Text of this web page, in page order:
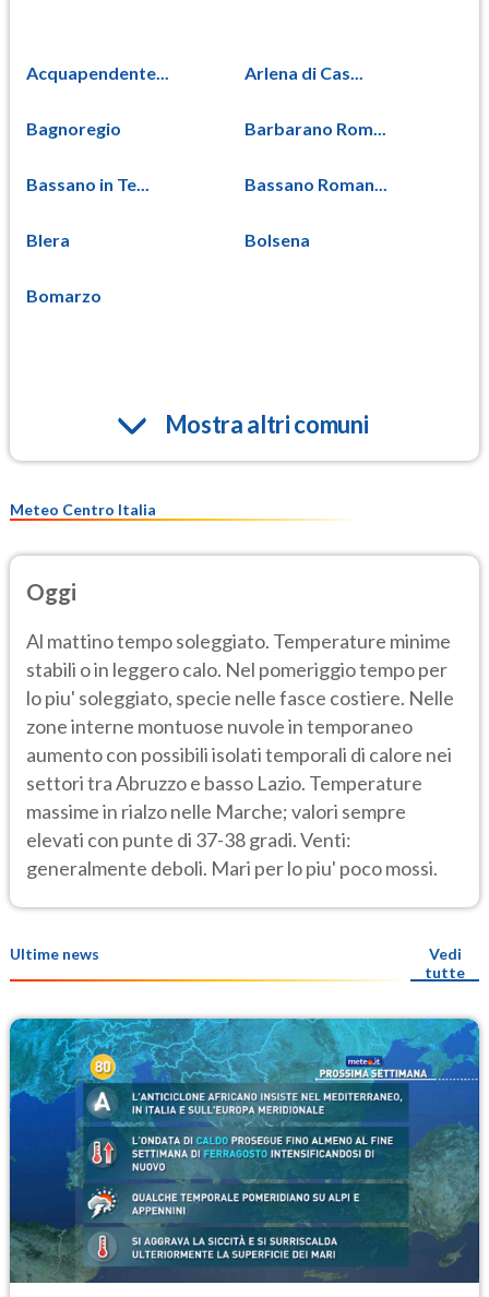
Acquapendente... Arlena di Cas...
Bagnoregio Barbarano Rom...
Bassano in Te... Bassano Roman...
Blera Bolsena
Bomarzo
Mostra altri comuni
Meteo Centro Italia
Oggi
Al mattino tempo soleggiato. Temperature minime
stabili o in leggero calo. Nel pomeriggio tempo per
lo piu' soleggiato, specie nelle fasce costiere. Nelle
zone interne montuose nuvole in temporaneo
aumento con possibili isolati temporali di calore nei
settori tra Abruzzo e basso Lazio. Temperature
massime in rialzo nelle Marche; valori sempre
elevati con punte di 37-38 gradi. Venti:
generalmente deboli. Mari per lo piu' poco mossi.
Ultime news
Vedi
tutte